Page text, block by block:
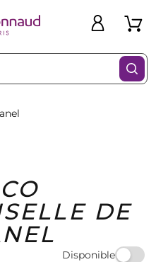
Idées
Cadeaux
DE
Disponible
Filtres